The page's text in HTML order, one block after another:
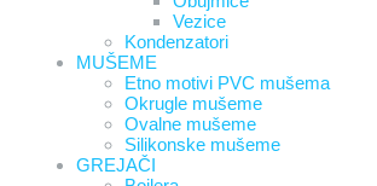
Vezice
Kondenzatori
MUŠEME
Etno motivi PVC mušema
Okrugle mušeme
Ovalne mušeme
Silikonske mušeme
GREJAČI